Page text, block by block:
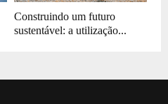
Construindo um futuro
sustentável: a utilização...